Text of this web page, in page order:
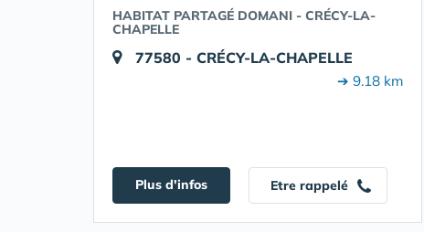
HABITAT PARTAGÉ DOMANI - CRÉCY-LA-
CHAPELLE
77580 - CRÉCY-LA-CHAPELLE
➔ 9.18 km
Plus d'infos Etre rappelé